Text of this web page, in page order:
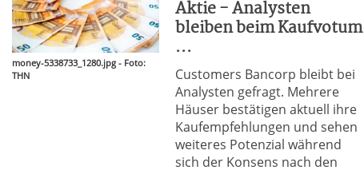
money-5338733_1280.jpg - Foto:
THN
Aktie - Analysten
bleiben beim Kaufvotum
...
Customers Bancorp bleibt bei
Analysten gefragt. Mehrere
Häuser bestätigen aktuell ihre
Kaufempfehlungen und sehen
weiteres Potenzial während
sich der Konsens nach den